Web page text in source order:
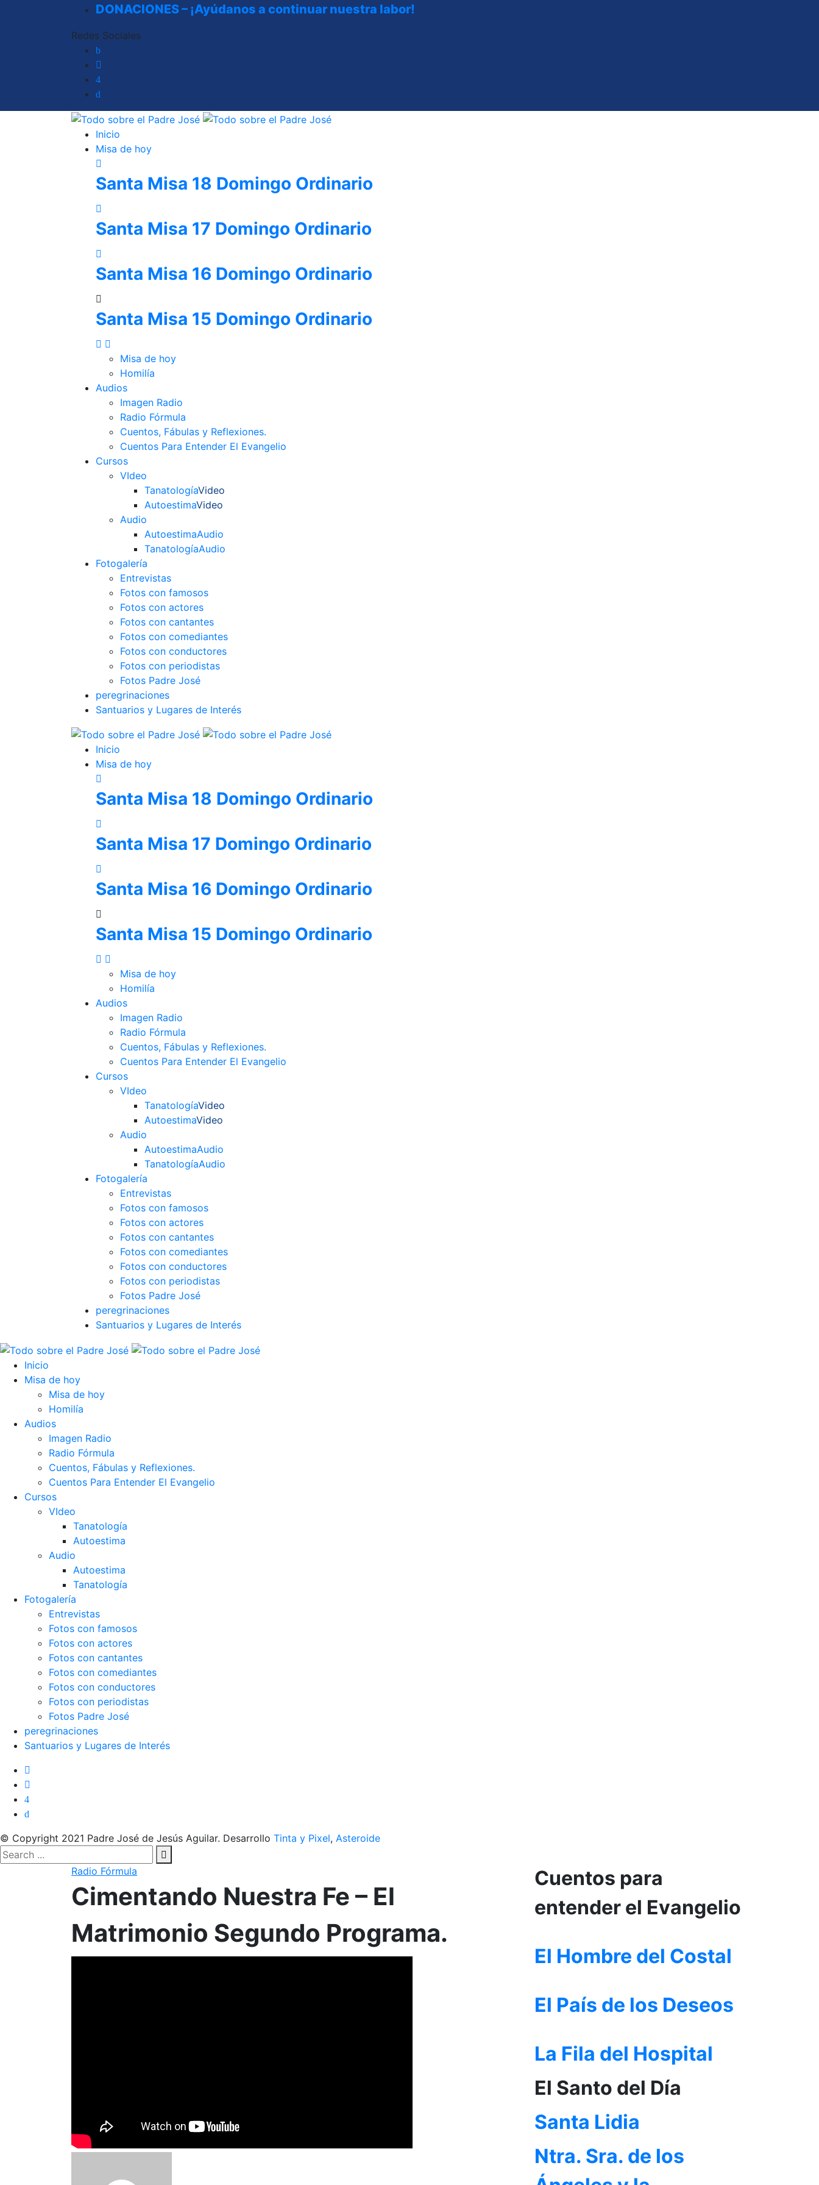
DONACIONES – ¡Ayúdanos a continuar nuestra labor!
Redes Sociales
Inicio
Misa de hoy
Santa Misa 18 Domingo Ordinario
Santa Misa 17 Domingo Ordinario
Santa Misa 16 Domingo Ordinario
Santa Misa 15 Domingo Ordinario
Misa de hoy
Homilía
Audios
Imagen Radio
Radio Fórmula
Cuentos, Fábulas y Reflexiones.
Cuentos Para Entender El Evangelio
Cursos
VIdeo
TanatologíaVideo
AutoestimaVideo
Audio
AutoestimaAudio
TanatologíaAudio
Fotogalería
Entrevistas
Fotos con famosos
Fotos con actores
Fotos con cantantes
Fotos con comediantes
Fotos con conductores
Fotos con periodistas
Fotos Padre José
peregrinaciones
Santuarios y Lugares de Interés
Inicio
Misa de hoy
Santa Misa 18 Domingo Ordinario
Santa Misa 17 Domingo Ordinario
Santa Misa 16 Domingo Ordinario
Santa Misa 15 Domingo Ordinario
Misa de hoy
Homilía
Audios
Imagen Radio
Radio Fórmula
Cuentos, Fábulas y Reflexiones.
Cuentos Para Entender El Evangelio
Cursos
VIdeo
TanatologíaVideo
AutoestimaVideo
Audio
AutoestimaAudio
TanatologíaAudio
Fotogalería
Entrevistas
Fotos con famosos
Fotos con actores
Fotos con cantantes
Fotos con comediantes
Fotos con conductores
Fotos con periodistas
Fotos Padre José
peregrinaciones
Santuarios y Lugares de Interés
Inicio
Misa de hoy
Misa de hoy
Homilía
Audios
Imagen Radio
Radio Fórmula
Cuentos, Fábulas y Reflexiones.
Cuentos Para Entender El Evangelio
Cursos
VIdeo
Tanatología
Autoestima
Audio
Autoestima
Tanatología
Fotogalería
Entrevistas
Fotos con famosos
Fotos con actores
Fotos con cantantes
Fotos con comediantes
Fotos con conductores
Fotos con periodistas
Fotos Padre José
peregrinaciones
Santuarios y Lugares de Interés
© Copyright 2021 Padre José de Jesús Aguilar. Desarrollo Tinta y Pixel, Asteroide
Radio Fórmula
Cimentando Nuestra Fe – El
Matrimonio Segundo Programa.
Cuentos para
entender el Evangelio
El Hombre del Costal
El País de los Deseos
La Fila del Hospital
El Santo del Día
Santa Lidia
Ntra. Sra. de los